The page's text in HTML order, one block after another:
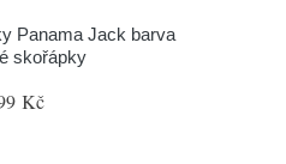
Panama Jack barva
skořápky
Kč